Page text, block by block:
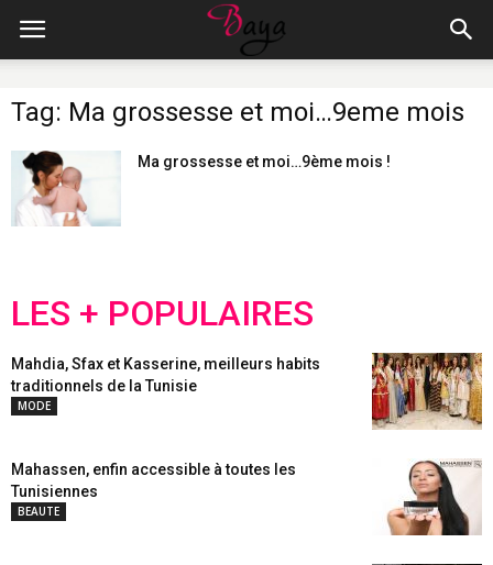
Tag: Ma grossesse et moi…9eme mois
Ma grossesse et moi…9ème mois !
LES + POPULAIRES
Mahdia, Sfax et Kasserine, meilleurs habits
traditionnels de la Tunisie
MODE
Mahassen, enfin accessible à toutes les
Tunisiennes
BEAUTE